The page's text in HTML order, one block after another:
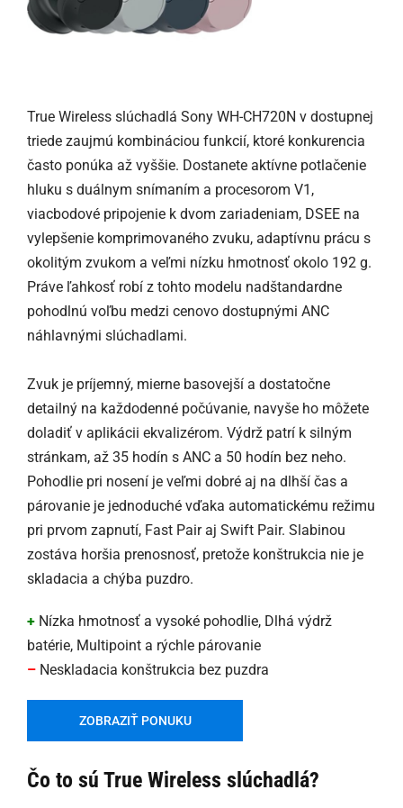
True Wireless slúchadlá Sony WH-CH720N v dostupnej
triede zaujmú kombináciou funkcií, ktoré konkurencia
často ponúka až vyššie. Dostanete aktívne potlačenie
hluku s duálnym snímaním a procesorom V1,
viacbodové pripojenie k dvom zariadeniam, DSEE na
vylepšenie komprimovaného zvuku, adaptívnu prácu s
okolitým zvukom a veľmi nízku hmotnosť okolo 192 g.
Práve ľahkosť robí z tohto modelu nadštandardne
pohodlnú voľbu medzi cenovo dostupnými ANC
náhlavnými slúchadlami.
Zvuk je príjemný, mierne basovejší a dostatočne
detailný na každodenné počúvanie, navyše ho môžete
doladiť v aplikácii ekvalizérom. Výdrž patrí k silným
stránkam, až 35 hodín s ANC a 50 hodín bez neho.
Pohodlie pri nosení je veľmi dobré aj na dlhší čas a
párovanie je jednoduché vďaka automatickému režimu
pri prvom zapnutí, Fast Pair aj Swift Pair. Slabinou
zostáva horšia prenosnosť, pretože konštrukcia nie je
skladacia a chýba puzdro.
+ Nízka hmotnosť a vysoké pohodlie, Dlhá výdrž
batérie, Multipoint a rýchle párovanie
– Neskladacia konštrukcia bez puzdra
ZOBRAZIŤ PONUKU
Čo to sú True Wireless slúchadlá?